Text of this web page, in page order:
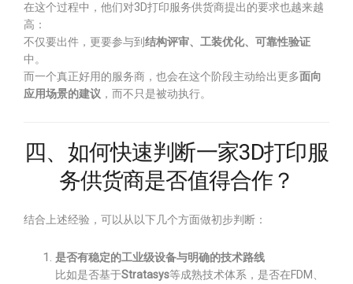
在这个过程中，他们对3D打印服务供货商提出的要求也越来越
高：
不仅要出件，更要参与到 结构评审、工装优化、可靠性验证
中。
而一个真正好用的服务商，也会在这个阶段主动给出更多面向
应用场景的建议 ，而不只是被动执行。
四、如何快速判断一家3D打印服
务供货商是否值得合作？
结合上述经验，可以从以下几个方面做初步判断：
是否有稳定的工业级设备与明确的技术路线
比如是否基于Stratasys等成熟技术体系，是否在FDM、